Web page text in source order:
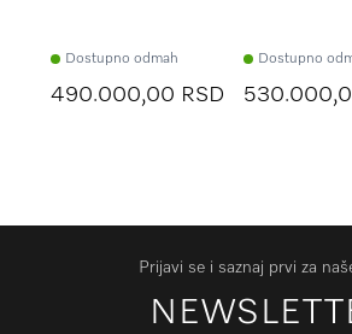
AutoDescale za
Dostupno odmah
490.000,00 RSD
CoffeeSelect +
najveće
Dostupno
Prijavi se i saznaj prvi za